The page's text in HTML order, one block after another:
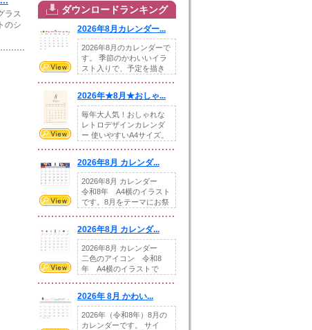
ラス
のシ
ダウンロードランキング
2026年8月カレンダー...
2026年8月のカレンダーで
す。 季節のかわいいイラ
スト入りで、予定を描き
2026年★8月★おしゃ...
毎年大人気！おしゃれな
レトロデザインカレンダ
ー 使いやすいA4サイズ。
2026年8月 カレンダ...
2026年8月 カレンダー
令和8年 A4横のイラスト
です。8月をテーマにお祭
2026年8月 カレンダ...
2026年8月 カレンダー
二色のアイコン 令和8
年 A4横のイラストで
2026年 8月 かわい...
2026年（令和8年）8月の
カレンダーです。 サイ